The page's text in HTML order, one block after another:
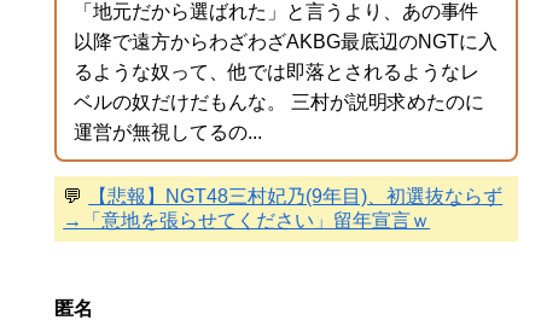
「地元だから選ばれた」と言うより、あの事件
以降で遠方からわざわざAKBG最底辺のNGTに入
るような奴って、他では即落とされるようなレ
ベルの奴だけだもんな。 三村が説明求めたのに
運営が無視してるの...
💬
【悲報】NGT48三村妃乃(9年目)、初選抜ならず
→「意地を張らせてください」留年宣言ｗ
匿名